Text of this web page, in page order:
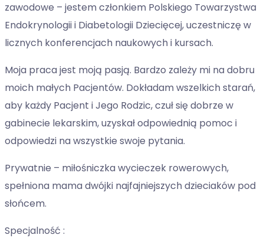
zawodowe – jestem członkiem Polskiego Towarzystwa
Endokrynologii i Diabetologii Dziecięcej, uczestniczę w
licznych konferencjach naukowych i kursach.
Moja praca jest moją pasją. Bardzo zależy mi na dobru
moich małych Pacjentów. Dokładam wszelkich starań,
aby każdy Pacjent i Jego Rodzic, czuł się dobrze w
gabinecie lekarskim, uzyskał odpowiednią pomoc i
odpowiedzi na wszystkie swoje pytania.
Prywatnie – miłośniczka wycieczek rowerowych,
spełniona mama dwójki najfajniejszych dzieciaków pod
słońcem.
Specjalność :